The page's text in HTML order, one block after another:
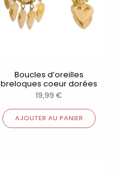
Boucles d’oreilles
breloques coeur dorées
19,99 €
AJOUTER AU PANIER